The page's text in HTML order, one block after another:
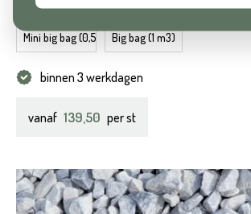
Beschikbaar in
Mini big bag (0,5 m3)Big bag (1 m3)
binnen 3 werkdagen
vanaf 139,50 per st